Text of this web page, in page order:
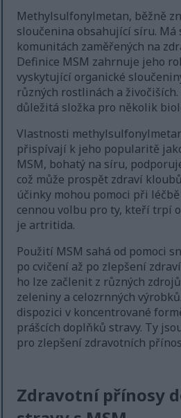
Methylsulfonylmetan, běžně
sloučenina obsahující síru. Má
komunitách zaměřených na
Definice MSM zahrnuje jeho
vyskytující organické
různých rostlinách a
důležitá složka pro několik
Vlastnosti
přispívají k jeho popularitě
MSM, bohatý na síru,
což může prospět zdraví
účinky mohou pomoci při
cennou volbu pro ty, kteří trpí
je artritida.
Použití MSM sahá od pomoci
po cvičení až po zlepšení
ho lze začlenit z různých
zeleniny a celozrnných
dispozici v koncentrované
prášcích doplňků stravy. Ty
pro zlepšení zdravotních
Zdravotní přínosy